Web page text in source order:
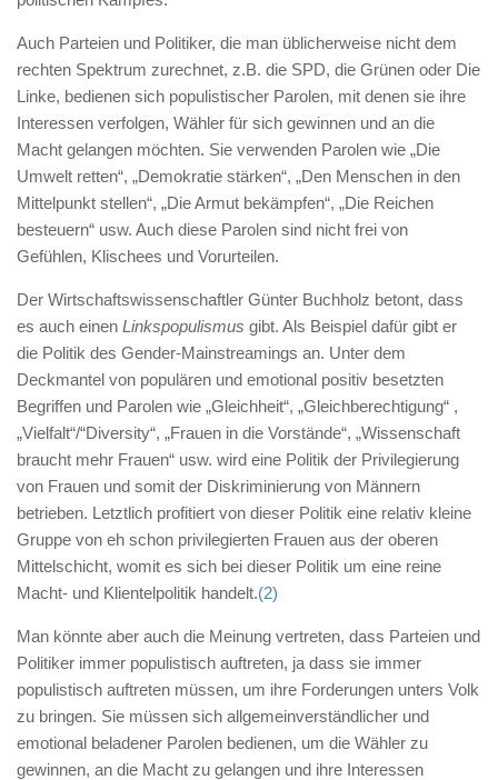
Auch Parteien und Politiker, die man üblicherweise nicht dem
rechten Spektrum zurechnet, z.B. die SPD, die Grünen oder Die
Linke, bedienen sich populistischer Parolen, mit denen sie ihre
Interessen verfolgen, Wähler für sich gewinnen und an die
Macht gelangen möchten. Sie verwenden Parolen wie „Die
Umwelt retten“, „Demokratie stärken“, „Den Menschen in den
Mittelpunkt stellen“, „Die Armut bekämpfen“, „Die Reichen
besteuern“ usw. Auch diese Parolen sind nicht frei von
Gefühlen, Klischees und Vorurteilen.
Der Wirtschaftswissenschaftler Günter Buchholz betont, dass
es auch einen Linkspopulismus gibt. Als Beispiel dafür gibt er
die Politik des Gender-Mainstreamings an. Unter dem
Deckmantel von populären und emotional positiv besetzten
Begriffen und Parolen wie „Gleichheit“, „Gleichberechtigung“ ,
„Vielfalt“/“Diversity“, „Frauen in die Vorstände“, „Wissenschaft
braucht mehr Frauen“ usw. wird eine Politik der Privilegierung
von Frauen und somit der Diskriminierung von Männern
betrieben. Letztlich profitiert von dieser Politik eine relativ kleine
Gruppe von eh schon privilegierten Frauen aus der oberen
Mittelschicht, womit es sich bei dieser Politik um eine reine
Macht- und Klientelpolitik handelt.(2)
Man könnte aber auch die Meinung vertreten, dass Parteien und
Politiker immer populistisch auftreten, ja dass sie immer
populistisch auftreten müssen, um ihre Forderungen unters Volk
zu bringen. Sie müssen sich allgemeinverständlicher und
emotional beladener Parolen bedienen, um die Wähler zu
gewinnen, an die Macht zu gelangen und ihre Interessen